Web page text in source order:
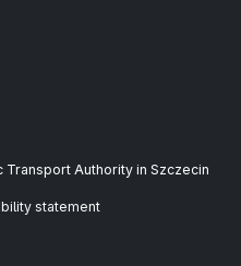
Authority in Szczecin
statement